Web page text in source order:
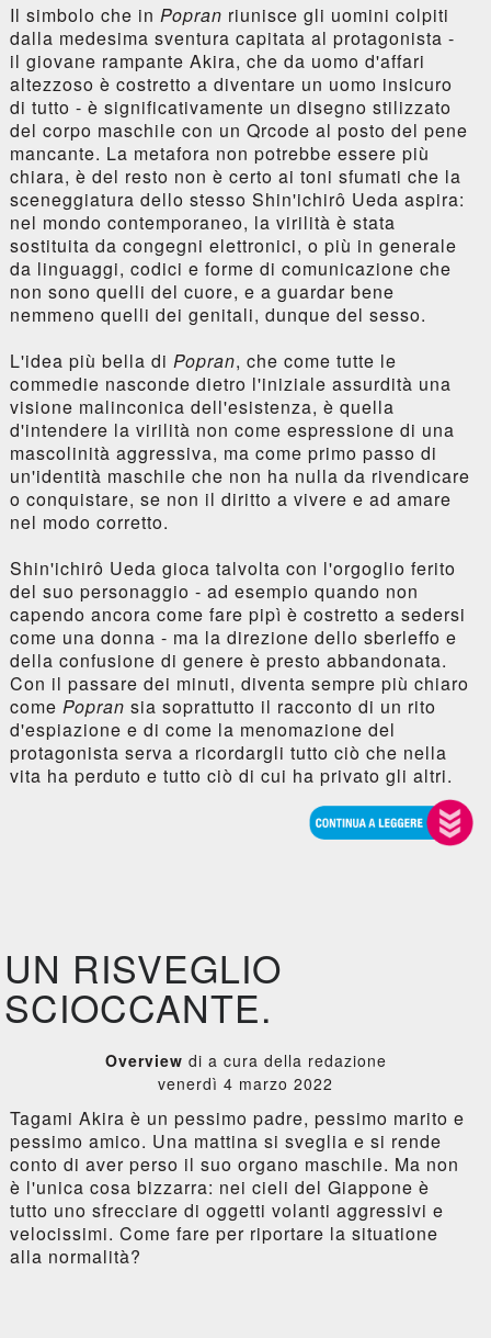
Il simbolo che in Popran riunisce gli uomini colpiti
dalla medesima sventura capitata al protagonista -
il giovane rampante Akira, che da uomo d'affari
altezzoso è costretto a diventare un uomo insicuro
di tutto - è significativamente un disegno stilizzato
del corpo maschile con un Qrcode al posto del pene
mancante. La metafora non potrebbe essere più
chiara, è del resto non è certo ai toni sfumati che la
sceneggiatura dello stesso Shin'ichirô Ueda aspira:
nel mondo contemporaneo, la virilità è stata
sostituita da congegni elettronici, o più in generale
da linguaggi, codici e forme di comunicazione che
non sono quelli del cuore, e a guardar bene
nemmeno quelli dei genitali, dunque del sesso.
L'idea più bella di Popran, che come tutte le
commedie nasconde dietro l'iniziale assurdità una
visione malinconica dell'esistenza, è quella
d'intendere la virilità non come espressione di una
mascolinità aggressiva, ma come primo passo di
un'identità maschile che non ha nulla da rivendicare
o conquistare, se non il diritto a vivere e ad amare
nel modo corretto.
Shin'ichirô Ueda gioca talvolta con l'orgoglio ferito
del suo personaggio - ad esempio quando non
capendo ancora come fare pipì è costretto a sedersi
come una donna - ma la direzione dello sberleffo e
della confusione di genere è presto abbandonata.
Con il passare dei minuti, diventa sempre più chiaro
come Popran sia soprattutto il racconto di un rito
d'espiazione e di come la menomazione del
protagonista serva a ricordargli tutto ciò che nella
vita ha perduto e tutto ciò di cui ha privato gli altri.
UN RISVEGLIO
SCIOCCANTE.
Overview di a cura della redazione
venerdì 4 marzo 2022
Tagami Akira è un pessimo padre, pessimo marito e
pessimo amico. Una mattina si sveglia e si rende
conto di aver perso il suo organo maschile. Ma non
è l'unica cosa bizzarra: nei cieli del Giappone è
tutto uno sfrecciare di oggetti volanti aggressivi e
velocissimi. Come fare per riportare la situatione
alla normalità?